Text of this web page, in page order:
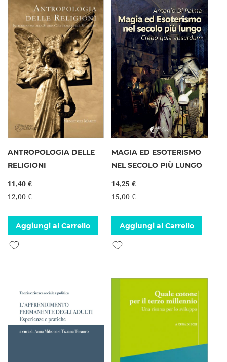
ANTROPOLOGIA DELLE
RELIGIONI
11,40 €
12,00 €
Aggiungi al Carrello
Aggiungi alla lista desideri
MAGIA ED ESOTERISMO
NEL SECOLO PIÙ LUNGO
14,25 €
15,00 €
Aggiungi al Carrello
Aggiungi alla lista desideri